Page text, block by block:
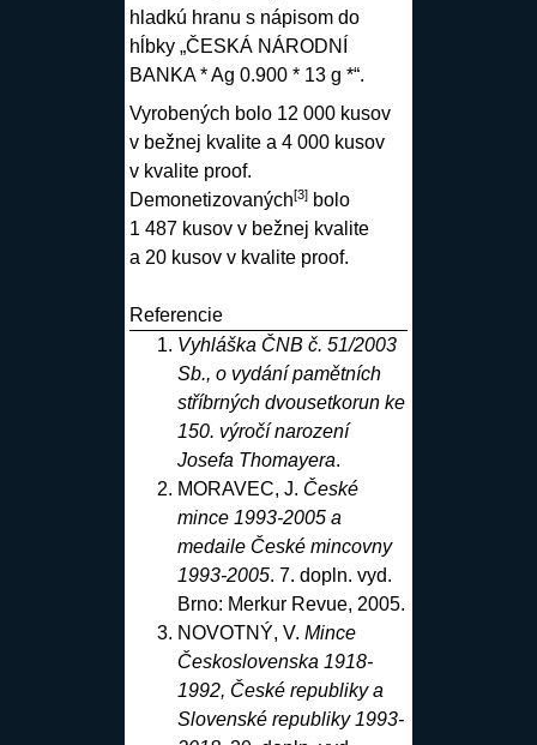
hladkú hranu s nápisom do
hĺbky „ČESKÁ NÁRODNÍ
BANKA * Ag 0.900 * 13 g *“.
Vyrobených bolo 12 000 kusov
v bežnej kvalite a 4 000 kusov
v kvalite proof.
Demonetizovaných[3]bolo
1 487 kusov v bežnej kvalite
a 20 kusov v kvalite proof.
Referencie
Vyhláška ČNB č. 51/2003
Sb., o vydání pamětních
stříbrných dvousetkorun ke
150. výročí narození
Josefa Thomayera.
MORAVEC, J. České
mince 1993-2005 a
medaile České mincovny
1993-2005. 7. dopln. vyd.
Brno: Merkur Revue, 2005.
NOVOTNÝ, V. Mince
Československa 1918-
1992, České republiky a
Slovenské republiky 1993-